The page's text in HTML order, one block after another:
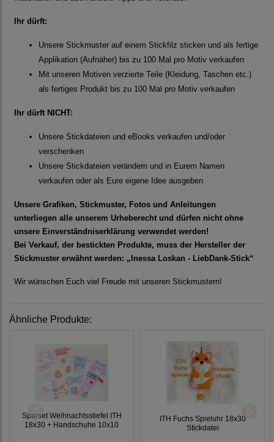
Ihr dürft:
Unsere Stickmuster auf einem Stickfilz sticken und als fertige
Applikation (Aufnäher) bis zu 100 Mal pro Motiv verkaufen
Mit unseren Motiven verzierte Teile (Kleidung, Taschen etc.)
als fertiges Produkt bis zu 100 Mal pro Motiv verkaufen
Ihr dürft NICHT:
Unsere Stickdateien und eBooks verkaufen und/oder
verschenken
Unsere Stickdateien verändern und in Eurem Namen
verkaufen oder als Eure eigene Idee ausgeben
Unsere Grafiken, Stickmuster, Fotos und Anleitungen
unterliegen alle unserem Urheberecht und dürfen nicht ohne
unsere Einverständniserklärung verwendet werden!
Bei Verkauf, der bestickten Produkte, muss der Hersteller der
Stickmuster erwähnt werden: „Inessa Loskan - LiebDank-Stick“
Wir wünschen Euch viel Freude mit unseren Stickmustern!
Ähnliche Produkte:
Sparset Weihnachtsstiefel ITH
18x30 + Handschuhe 10x10
ITH Fuchs Spieluhr 18x30
Stickdatei